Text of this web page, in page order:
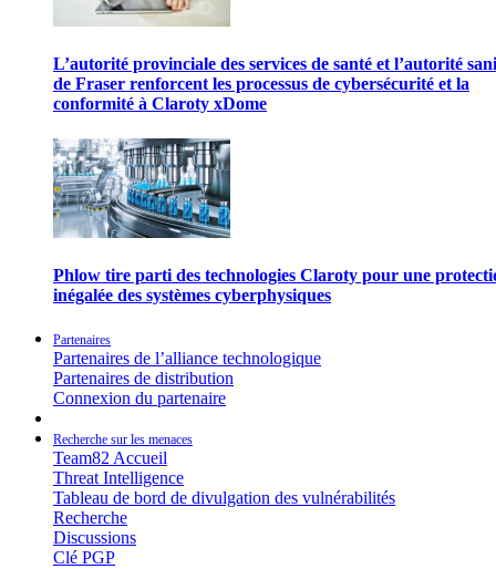
L’autorité provinciale des services de santé et l’autorité
de Fraser renforcent les processus de cybersécurité et la
conformité à Claroty xDome
Phlow tire parti des technologies Claroty pour une
inégalée des systèmes cyberphysiques
Partenaires
Partenaires de l’alliance technologique
Partenaires de distribution
Connexion du partenaire
Recherche sur les menaces
Team82 Accueil
Threat Intelligence
Tableau de bord de divulgation des vulnérabilités
Recherche
Discussions
Clé PGP